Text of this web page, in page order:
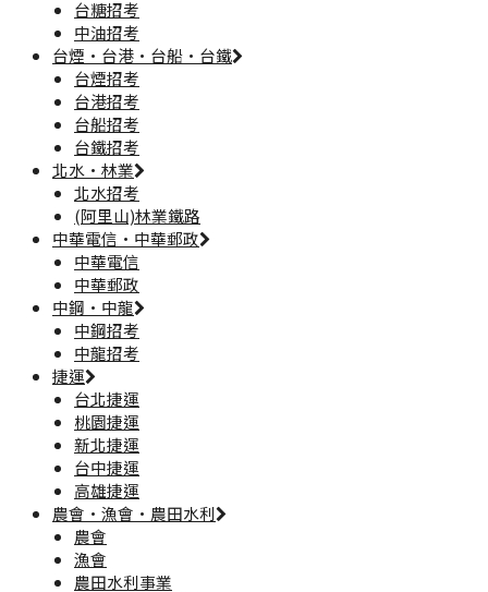
台糖招考
中油招考
台煙·台港·台船·台鐵
台煙招考
台港招考
台船招考
台鐵招考
北水·林業
北水招考
(阿里山)林業鐵路
中華電信·中華郵政
中華電信
中華郵政
中鋼·中龍
中鋼招考
中龍招考
捷運
台北捷運
桃園捷運
新北捷運
台中捷運
高雄捷運
農會·漁會·農田水利
農會
漁會
農田水利事業